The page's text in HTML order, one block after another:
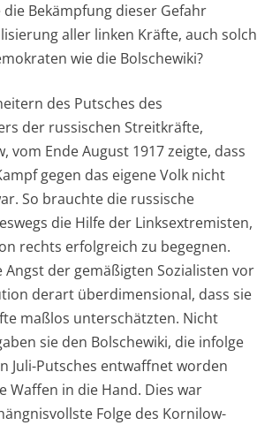
Bekämpfung dieser Gefahr
aller linken Kräfte, auch solch
wie die Bolschewiki?
des Putsches des
der russischen Streitkräfte,
vom Ende August 1917 zeigte, dass
gegen das eigene Volk nicht
So brauchte die russische
die Hilfe der Linksextremisten,
rechts erfolgreich zu begegnen.
Angst der gemäßigten Sozialisten vor
derart überdimensional, dass sie
maßlos unterschätzten. Nicht
sie den Bolschewiki, die infolge
Juli-Putsches entwaffnet worden
Waffen in die Hand. Dies war
Folge des Kornilow-